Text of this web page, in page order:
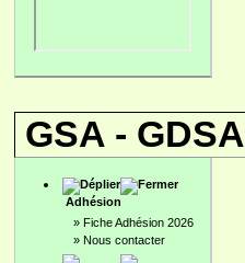
GSA - GDSA
Adhésion
» Fiche Adhésion 2026
» Nous contacter